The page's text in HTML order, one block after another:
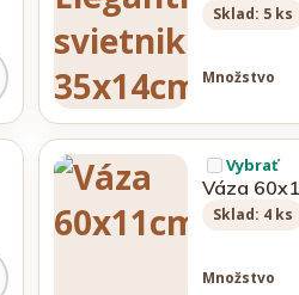
Sklad: 5 ks
Množstvo
Vybrať
Váza
Sklad: 4 ks
Množstvo